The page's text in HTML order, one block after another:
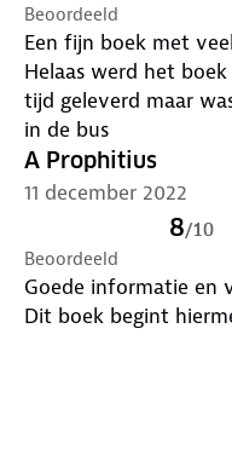
Beoordeeld
Een fijn boek met
Helaas werd het
tijd geleverd maar
in de bus
A Prophitius
11 december 2022
8/10
Beoordeeld
Goede informatie en
Dit boek begint